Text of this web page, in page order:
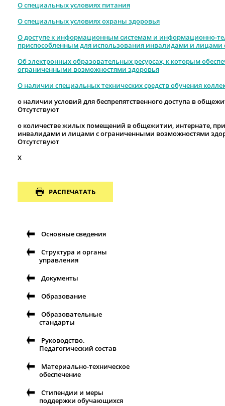
О специальных условиях питания
О специальных условиях охраны здоровья
О доступе к информационным системам и информационно-
приспособленным для использования инвалидами и
Об электронных образовательных ресурсах, к которым
ограниченными возможностями здоровья
О наличии специальных технических средств обучения
о наличии условий для беспрепятственного доступа в
Отсутствуют
о количестве жилых помещений в общежитии, интернате,
инвалидами и лицами с ограниченными возможностями
Отсутствуют
X
РАСПЕЧАТАТЬ
Основные сведения
Структура и органы
управления
Документы
Образование
Образовательные
стандарты
Руководство.
Педагогический состав
Материально-техническое
обеспечение
Стипендии и меры
поддержки обучающихся